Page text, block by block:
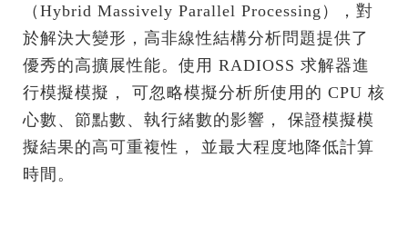
（Hybrid Massively Parallel Processing），對
於解決大變形，高非線性結構分析問題提供了
優秀的高擴展性能。使用 RADIOSS 求解器進
行模擬模擬， 可忽略模擬分析所使用的 CPU 核
心數、節點數、執行緒數的影響， 保證模擬模
擬結果的高可重複性， 並最大程度地降低計算
時間。